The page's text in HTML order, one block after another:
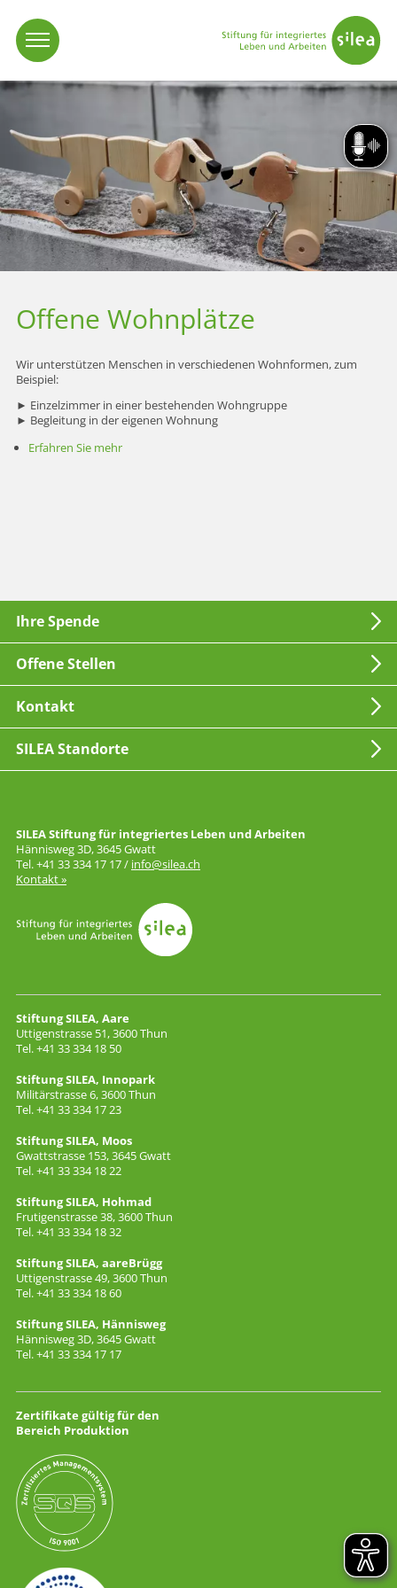
Offene Wohnplätze
Wir unterstützen Menschen in verschiedenen Wohnformen, zum
Beispiel:
► Einzelzimmer in einer bestehenden Wohngruppe
► Begleitung in der eigenen Wohnung
Erfahren Sie mehr
Ihre Spende
Offene Stellen
Kontakt
SILEA Standorte
SILEA Stiftung für integriertes Leben und Arbeiten
Hännisweg 3D, 3645 Gwatt
Tel. +41 33 334 17 17 / info@silea.ch
Kontakt »
Stiftung SILEA, Aare
Uttigenstrasse 51, 3600 Thun
Tel. +41 33 334 18 50
Stiftung SILEA, Innopark
Militärstrasse 6, 3600 Thun
Tel. +41 33 334 17 23
Stiftung SILEA, Moos
Gwattstrasse 153, 3645 Gwatt
Tel. +41 33 334 18 22
Stiftung SILEA, Hohmad
Frutigenstrasse 38, 3600 Thun
Tel. +41 33 334 18 32
Stiftung SILEA, aareBrügg
Uttigenstrasse 49, 3600 Thun
Tel. +41 33 334 18 60
Stiftung SILEA, Hännisweg
Hännisweg 3D, 3645 Gwatt
Tel. +41 33 334 17 17
Zertifikate gültig für den
Bereich Produktion
Vorlesen